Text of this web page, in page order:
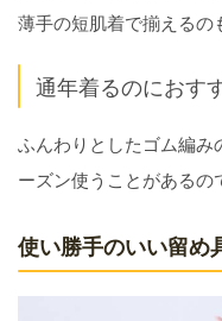
薄手の短肌着で揃えるの
通年着るのにおす
ふんわりとしたゴム編み
ーズン使うことがあるの
使い勝手のいい留め